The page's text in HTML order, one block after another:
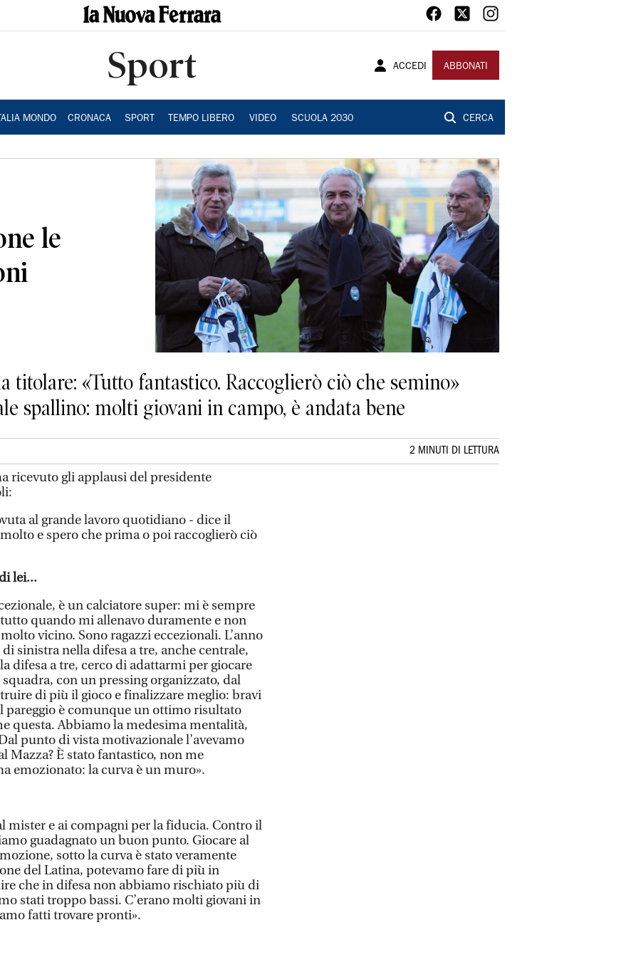
Sport ACCEDI ABBONATI
MONDO CRONACA SPORT TEMPO LIBERO VIDEO SCUOLA 2030 CERCA
le
titolare: «Tutto fantastico. Raccoglierò ciò che semino»
spallino: molti giovani in campo, è andata bene
2 MINUTI DI LETTURA
ricevuto gli applausi del presidente
al grande lavoro quotidiano - dice il
e spero che prima o poi raccoglierò ciò
lei...
è un calciatore super: mi è sempre
quando mi allenavo duramente e non
vicino. Sono ragazzi eccezionali. L’anno
sinistra nella difesa a tre, anche centrale,
difesa a tre, cerco di adattarmi per giocare
con un pressing organizzato, dal
di più il gioco e finalizzare meglio: bravi
pareggio è comunque un ottimo risultato
questa. Abbiamo la medesima mentalità,
punto di vista motivazionale l’avevamo
Mazza? È stato fantastico, non me
emozionato: la curva è un muro».
mister e ai compagni per la fiducia. Contro il
guadagnato un buon punto. Giocare al
sotto la curva è stato veramente
del Latina, potevamo fare di più in
che in difesa non abbiamo rischiato più di
stati troppo bassi. C’erano molti giovani in
fatti trovare pronti».